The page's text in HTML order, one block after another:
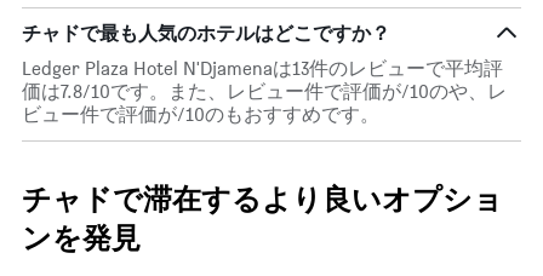
1​
本
は、
客
室
の
料
を
チャドで最も人気のホテルはどこですか？
Ledger Plaza Hotel N'Djamenaは13件のレビューで平均評
価は7.8/10です。また、レビュー件で評価が/10のや、レ
ビュー件で評価が/10のもおすすめです。
チャドで滞在するより良いオプショ
ンを発見